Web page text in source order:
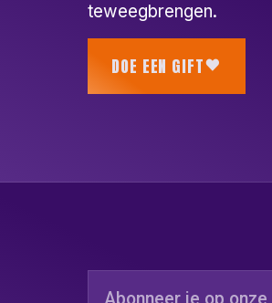
teweegbrengen.
DOE EEN GIFT